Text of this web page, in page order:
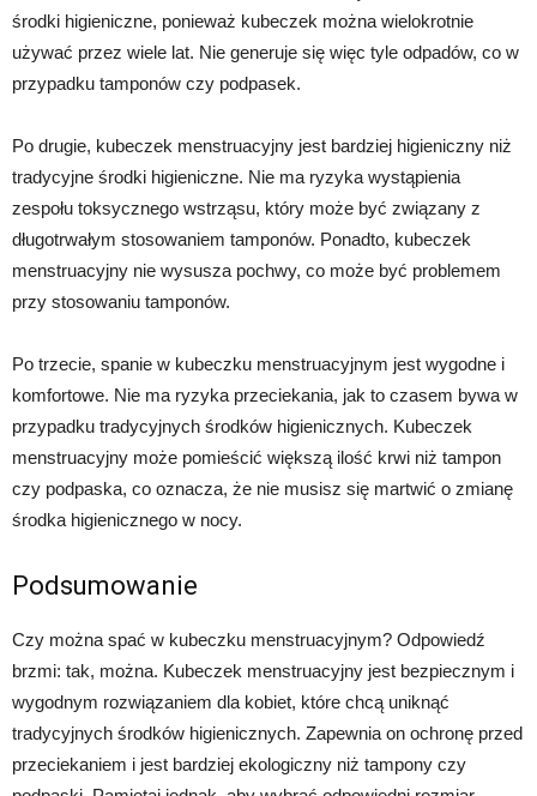
środki higieniczne, ponieważ kubeczek można wielokrotnie
używać przez wiele lat. Nie generuje się więc tyle odpadów, co w
przypadku tamponów czy podpasek.
Po drugie, kubeczek menstruacyjny jest bardziej higieniczny niż
tradycyjne środki higieniczne. Nie ma ryzyka wystąpienia
zespołu toksycznego wstrząsu, który może być związany z
długotrwałym stosowaniem tamponów. Ponadto, kubeczek
menstruacyjny nie wysusza pochwy, co może być problemem
przy stosowaniu tamponów.
Po trzecie, spanie w kubeczku menstruacyjnym jest wygodne i
komfortowe. Nie ma ryzyka przeciekania, jak to czasem bywa w
przypadku tradycyjnych środków higienicznych. Kubeczek
menstruacyjny może pomieścić większą ilość krwi niż tampon
czy podpaska, co oznacza, że nie musisz się martwić o zmianę
środka higienicznego w nocy.
Podsumowanie
Czy można spać w kubeczku menstruacyjnym? Odpowiedź
brzmi: tak, można. Kubeczek menstruacyjny jest bezpiecznym i
wygodnym rozwiązaniem dla kobiet, które chcą uniknąć
tradycyjnych środków higienicznych. Zapewnia on ochronę przed
przeciekaniem i jest bardziej ekologiczny niż tampony czy